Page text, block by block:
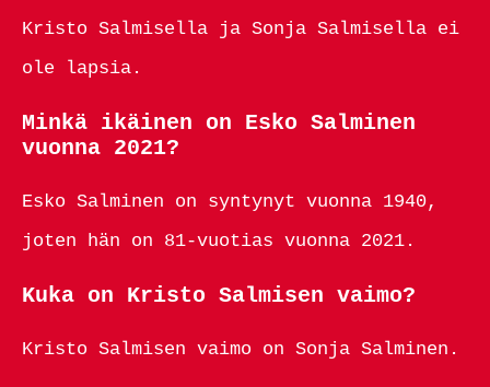
Kristo Salmisella ja Sonja Salmisella ei
ole lapsia.
Minkä ikäinen on Esko Salminen
vuonna 2021?
Esko Salminen on syntynyt vuonna 1940,
joten hän on 81-vuotias vuonna 2021.
Kuka on Kristo Salmisen vaimo?
Kristo Salmisen vaimo on Sonja Salminen.